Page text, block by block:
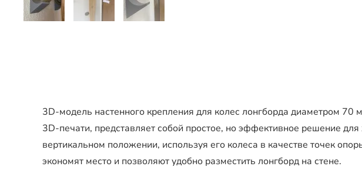
3D-модель настенного крепления для колес лонгборда диаметром 70
3D-печати, представляет собой простое, но эффективное решение
вертикальном положении, используя его колеса в качестве точек
экономят место и позволяют удобно разместить лонгборд на стене.